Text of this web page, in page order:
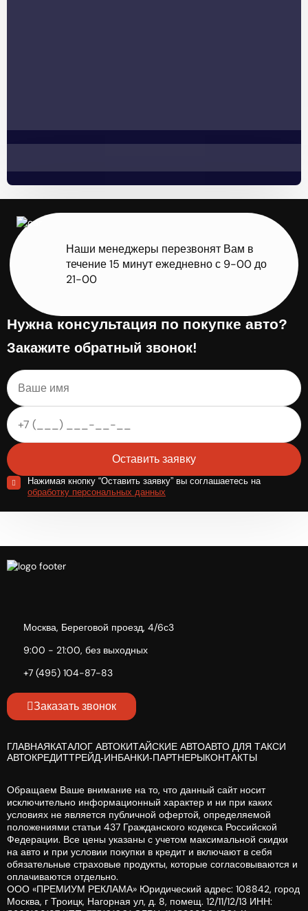
Нужна консультация по покупке авто?
Закажите обратный звонок!
Оставить заявку
Нажимая кнопку “Оставить заявку” вы соглашаетесь на
обработку персональных данных
Наши менеджеры перезвонят Вам в
течение 15 минут ежедневно с 9-00 до
21-00
Москва, Береговой проезд, 4/6с3
9:00 - 21:00, без выходных
+7 (495) 104-87-83
Заказать звонок
ГЛАВНАЯКАТАЛОГ АВТОКИТАЙСКИЕ АВТОАВТО ДЛЯ ТАКСИ
АВТОКРЕДИТТРЕЙД-ИНБАНКИ-ПАРТНЕРЫКОНТАКТЫ
Обращаем Ваше внимание на то, что данный сайт носит
исключительно информационный характер и ни при каких
условиях не является публичной офертой, определяемой
положениями статьи 437 Гражданского кодекса Российской
Федерации. Все цены указаны с учетом максимальной скидки
на авто и при условии покупки в кредит и включают в себя
обязательные страховые продукты, которые согласовываются и
оплачиваются отдельно.
ООО «ПРЕМИУМ РЕКЛАМА» Юридический адрес: 108842, город
Москва, г Троицк, Нагорная ул, д. 8, помещ. 12/11/12/13 ИНН: